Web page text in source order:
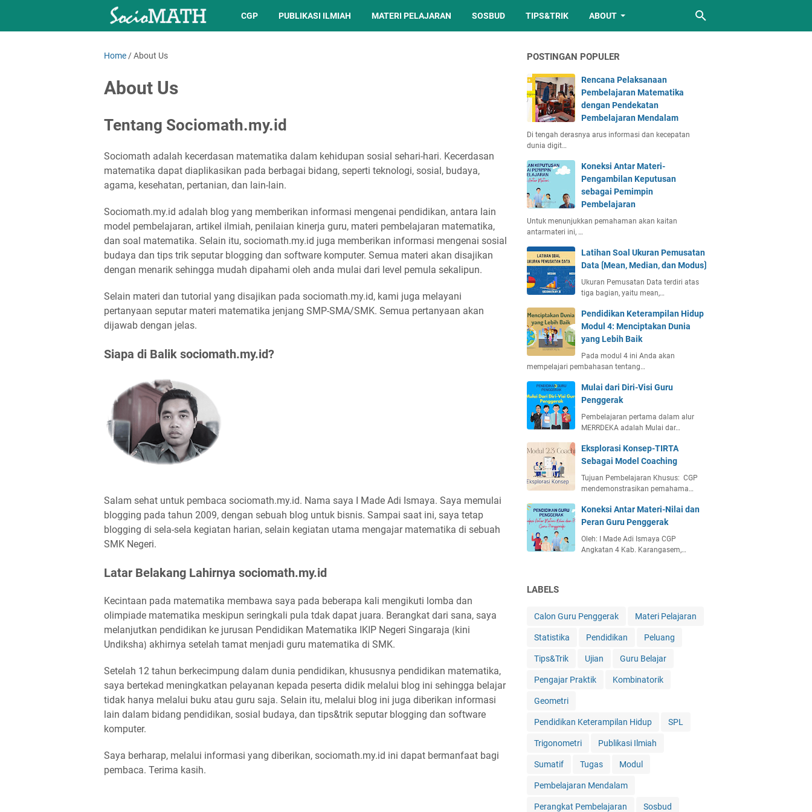
CGP PUBLIKASI ILMIAH MATERI PELAJARAN SOSBUD TIPS&TRIK ABOUT
Home /About Us
About Us
Tentang Sociomath.my.id
Sociomath adalah kecerdasan matematika dalam kehidupan sosial sehari-hari. Kecerdasan
matematika dapat diaplikasikan pada berbagai bidang, seperti teknologi, sosial, budaya,
agama, kesehatan, pertanian, dan lain-lain.
Sociomath.my.id adalah blog yang memberikan informasi mengenai pendidikan, antara lain
model pembelajaran, artikel ilmiah, penilaian kinerja guru, materi pembelajaran matematika,
dan soal matematika. Selain itu, sociomath.my.id juga memberikan informasi mengenai sosial
budaya dan tips trik seputar blogging dan software komputer. Semua materi akan disajikan
dengan menarik sehingga mudah dipahami oleh anda mulai dari level pemula sekalipun.
Selain materi dan tutorial yang disajikan pada sociomath.my.id, kami juga melayani
pertanyaan seputar materi matematika jenjang SMP-SMA/SMK. Semua pertanyaan akan
dijawab dengan jelas.
Siapa di Balik sociomath.my.id?
Salam sehat untuk pembaca sociomath.my.id. Nama saya I Made Adi Ismaya. Saya memulai
blogging pada tahun 2009, dengan sebuah blog untuk bisnis. Sampai saat ini, saya tetap
blogging di sela-sela kegiatan harian, selain kegiatan utama mengajar matematika di sebuah
SMK Negeri.
Latar Belakang Lahirnya sociomath.my.id
Kecintaan pada matematika membawa saya pada beberapa kali mengikuti lomba dan
olimpiade matematika meskipun seringkali pula tdak dapat juara. Berangkat dari sana, saya
melanjutkan pendidikan ke jurusan Pendidikan Matematika IKIP Negeri Singaraja ⟮kini
Undiksha⟯ akhirnya setelah tamat menjadi guru matematika di SMK.
Setelah 12 tahun berkecimpung dalam dunia pendidikan, khususnya pendidikan matematika,
saya bertekad meningkatkan pelayanan kepada peserta didik melalui blog ini sehingga belajar
tidak hanya melalui buku atau guru saja. Selain itu, melalui blog ini juga diberikan informasi
lain dalam bidang pendidikan, sosial budaya, dan tips&trik seputar blogging dan software
komputer.
Saya berharap, melalui informasi yang diberikan, sociomath.my.id ini dapat bermanfaat bagi
pembaca. Terima kasih.
POSTINGAN POPULER
Rencana Pelaksanaan
Pembelajaran Matematika
dengan Pendekatan
Pembelajaran Mendalam
Di tengah derasnya arus informasi dan kecepatan
dunia digit…
Koneksi Antar Materi-
Pengambilan Keputusan
sebagai Pemimpin
Pembelajaran
Untuk menunjukkan pemahaman akan kaitan
antarmateri ini, …
Latihan Soal Ukuran Pemusatan
Data ⟮Mean, Median, dan Modus⟯
Ukuran Pemusatan Data terdiri atas
tiga bagian, yaitu mean,…
Pendidikan Keterampilan Hidup
Modul 4: Menciptakan Dunia
yang Lebih Baik
Pada modul 4 ini Anda akan
mempelajari pembahasan tentang…
Mulai dari Diri-Visi Guru
Penggerak
Pembelajaran pertama dalam alur
MERRDEKA adalah Mulai dar…
Eksplorasi Konsep-TIRTA
Sebagai Model Coaching
Tujuan Pembelajaran Khusus: CGP
mendemonstrasikan pemahama…
Koneksi Antar Materi-Nilai dan
Peran Guru Penggerak
Oleh: I Made Adi Ismaya CGP
Angkatan 4 Kab. Karangasem,…
LABELS
Calon Guru Penggerak Materi Pelajaran
Statistika Pendidikan Peluang
Tips&Trik Ujian Guru Belajar
Pengajar Praktik Kombinatorik
Geometri
Pendidikan Keterampilan Hidup SPL
Trigonometri Publikasi Ilmiah
Sumatif Tugas Modul
Pembelajaran Mendalam
Perangkat Pembelajaran Sosbud